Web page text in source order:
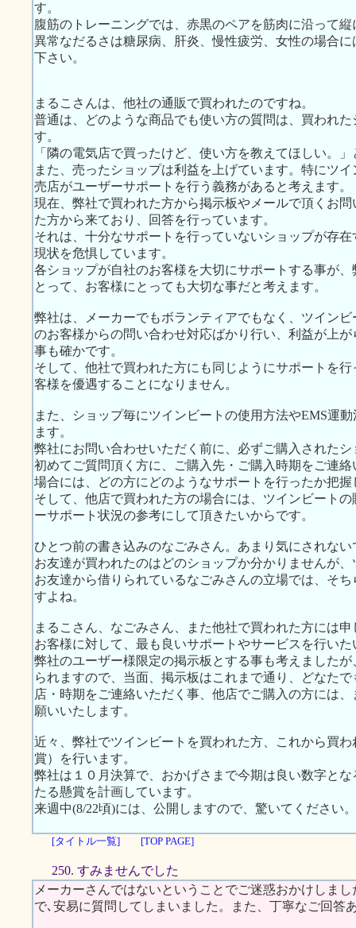
す。
腹筋のトレーニングでは、赤黒のペアを筋肉に沿って
異常なだるさは糖尿病、肝炎、慢性疲労、女性の場合
下さい。
まるこさんは、他社の通販で買われたのですね。
普通は、どのような商品でも使い方の質問は、買われ
す。
「隣の電気店で買ったけど、使い方を教えてほしい。
また、売ったショップは利益を上げています。特にツ
売店がユーザーサポートを行う義務があると考えます。
現在、弊社で買われた方から掲示板やメールで頂くお
た方から来ており、回答を行っています。
それは、十分なサポートを行っていないショップが存
現状を危惧しています。
各ショップが自社のお客様を大切にサポートする事が
とって、お客様にとっても大切な事だと考えます。
弊社は、メーカーでもボランティアでもなく、ツイン
のお客様からの問い合わせ対応ばかり行い、利益が上
事も確かです。
そして、他社で買われた方にも同じようにサポートを
客様を優遇することになりません。
また、ショップ毎にツインビートの使用方法やEMS運
ます。
弊社にお問い合わせいただく前に、必ずご購入された
初めてご質問頂く方に、ご購入先・ご購入時期をご連
場合には、どの方にどのようなサポートを行ったか把
そして、他店で買われた方の場合には、ツインビート
ーサポート状況の参考にして頂きたいからです。
ひとつ前の書き込みのなごみさん。あまり気にされない
お友達が買われたのはどのショップか分かりませんが
お友達から借りられているなごみさんの立場では、そ
すよね。
まるこさん、なごみさん、また他社で買われた方には
お客様に対して、最も良いサポートやサービスを行い
弊社のユーザー様限定の掲示板とする事も考えました
られますので、当面、掲示板はこれまで通り、どなた
店・時期をご連絡いただく事、他店でご購入の方には
願いいたします。
近々、弊社でツインビートを買われた方、これから買
賞）を行います。
弊社は１０月決算で、おかげさまで今期は良い数字と
たる懸賞を計画しています。
来週中(8/22頃)には、公開しますので、驚いてください。
[タイトル一覧] [TOP PAGE]
250. すみませんでした
メーカーさんではないということでご迷惑おかけしま
で､安易に質問してしまいました。また、丁寧なご回答